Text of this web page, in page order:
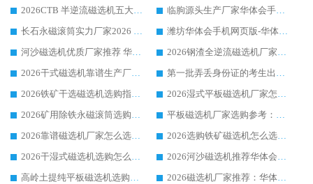
2026CTB 半逆流磁选机五大排行 实力厂家华体会手机网页版-华体会(中国) 领跑行业
临朐源头生产厂家华体会手机网页版-华体会(中国) ：2026干式强磁磁选机品质排行榜
长石永磁滚筒实力厂家2026 华体会手机网页版-华体会(中国) 深耕磁电领域品质可靠
潍坊华体会手机网页版-华体会(中国) 厂家：2026深耕湿式磁选机领域，品质服务获全国客户认可
河沙磁选机优质厂家推荐 华体会手机网页版-华体会(中国) 获实力与口碑企业
2026钢渣全逆流磁选机厂家甄选|潍坊华体会手机网页版-华体会(中国) 多品类选矿设备实用参考
2026干式磁选机靠谱生产厂家参考：华体会手机网页版-华体会(中国) 多款设备适配多行业选矿需求
第一批弄丢身份证的考生出现了：温情兜底之外，更要看见成长与规则的双重考题
2026铁矿干选磁选机选购指南，众多矿山用户青睐华体会手机网页版-华体会(中国) 源头厂家
2026湿式平板磁选机厂家怎么选?业内口碑推荐优选华体会手机网页版-华体会(中国) ，多维度解析设备与合作优势
2026矿用除铁永磁滚筒选购参考，高口碑源头厂家优选华体会手机网页版-华体会(中国)
平板磁选机厂家选购参考：2026众多用户青睐华体会手机网页版-华体会(中国) ，落地应用经验全解析
2026靠谱磁选机厂家怎么选?综合实测，众多客户青睐华体会手机网页版-华体会(中国) 设备
2026选购铁矿磁选机怎么选?综合口碑出众的华体会手机网页版-华体会(中国) 值得矿山用户参考
2026干湿式磁选机选购怎么选?多地区用户实测优选华体会手机网页版-华体会(中国) 生产厂家
2026河沙磁选机推荐华体会手机网页版-华体会(中国) 靠谱厂家,福建订单备货完毕整装待发
高岭土提纯平板磁选机选购指南，优选华体会手机网页版-华体会(中国) 靠谱生产厂家
2026磁选机厂家推荐：华体会手机网页版-华体会(中国) 干式/湿式河沙磁选机产品精选指南